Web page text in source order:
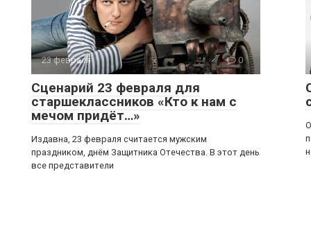
23 февраля 0
Сценарий 23 февраля для
старшеклассников «Кто к нам с
мечом придёт…»
Издавна, 23 февраля считается мужским
праздником, днём Защитника Отечества. В этот день
все представители